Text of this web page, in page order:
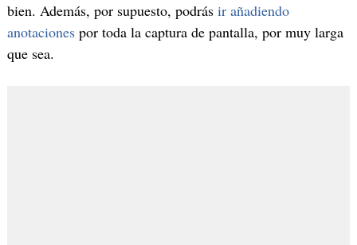
bien. Además, por supuesto, podrás ir añadiendo
anotacionespor toda la captura de pantalla, por muy larga
que sea.